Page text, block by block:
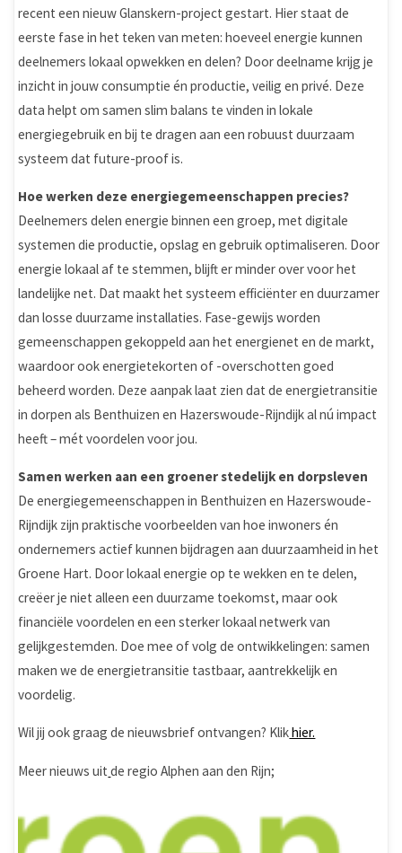
recent een nieuw Glanskern-project gestart. Hier staat de
eerste fase in het teken van meten: hoeveel energie kunnen
deelnemers lokaal opwekken en delen? Door deelname krijg je
inzicht in jouw consumptie én productie, veilig en privé. Deze
data helpt om samen slim balans te vinden in lokale
energiegebruik en bij te dragen aan een robuust duurzaam
systeem dat future-proof is.
Hoe werken deze energiegemeenschappen precies?
Deelnemers delen energie binnen een groep, met digitale
systemen die productie, opslag en gebruik optimaliseren. Door
energie lokaal af te stemmen, blijft er minder over voor het
landelijke net. Dat maakt het systeem efficiënter en duurzamer
dan losse duurzame installaties. Fase-gewijs worden
gemeenschappen gekoppeld aan het energienet en de markt,
waardoor ook energietekorten of -overschotten goed
beheerd worden. Deze aanpak laat zien dat de energietransitie
in dorpen als Benthuizen en Hazerswoude-Rijndijk al nú impact
heeft – mét voordelen voor jou.
Samen werken aan een groener stedelijk en dorpsleven
De energiegemeenschappen in Benthuizen en Hazerswoude-
Rijndijk zijn praktische voorbeelden van hoe inwoners én
ondernemers actief kunnen bijdragen aan duurzaamheid in het
Groene Hart. Door lokaal energie op te wekken en te delen,
creëer je niet alleen een duurzame toekomst, maar ook
financiële voordelen en een sterker lokaal netwerk van
gelijkgestemden. Doe mee of volg de ontwikkelingen: samen
maken we de energietransitie tastbaar, aantrekkelijk en
voordelig.
Wil jij ook graag de nieuwsbrief ontvangen? Klikhier.
Meer nieuws uit de regio Alphen aan den Rijn;